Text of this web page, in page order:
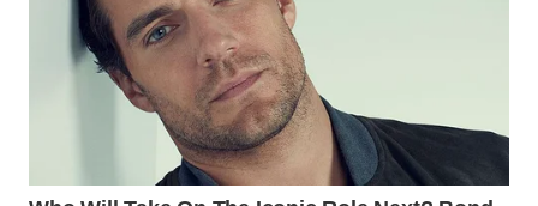
WAHANA
INFRASTRUKTUR